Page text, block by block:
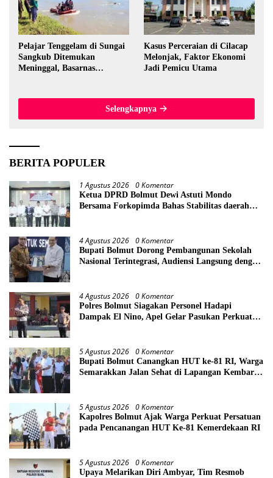
Pelajar Tenggelam di Sungai
Sangkub Ditemukan
Meninggal, Basarnas
Kasus Perceraian di Cilacap
Melonjak, Faktor Ekonomi
Jadi Pemicu Utama
Selengkapnya
BERITA POPULER
1 Agustus 2026 0 Komentar
Ketua DPRD Bolmut Dewi Astuti Mondo
Bersama Forkopimda Bahas Stabilitas daerah
4 Agustus 2026 0 Komentar
Bupati Bolmut Dorong Pembangunan Sekolah
Nasional Terintegrasi, Audiensi Langsung dengan
4 Agustus 2026 0 Komentar
Polres Bolmut Siagakan Personel Hadapi
Dampak El Nino, Apel Gelar Pasukan Perkuat
5 Agustus 2026 0 Komentar
Bupati Bolmut Canangkan HUT ke-81 RI, Warga
Semarakkan Jalan Sehat di Lapangan Kembar
5 Agustus 2026 0 Komentar
Kapolres Bolmut Ajak Warga Perkuat Persatuan
pada Pencanangan HUT Ke-81 Kemerdekaan RI
5 Agustus 2026 0 Komentar
Upaya Melarikan Diri Ambyar, Tim Resmob